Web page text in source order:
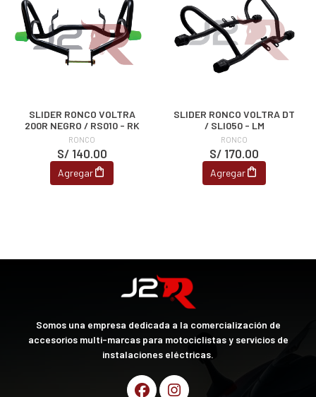
SLIDER RONCO VOLTRA
200R NEGRO / RS010 - RK
RONCO
S/ 140.00
Agregar
SLIDER RONCO VOLTRA DT
/ SLI050 - LM
RONCO
S/ 170.00
Agregar
Somos una empresa dedicada a la comercialización de
accesorios multi-marcas para motociclistas y servicios de
instalaciones eléctricas.